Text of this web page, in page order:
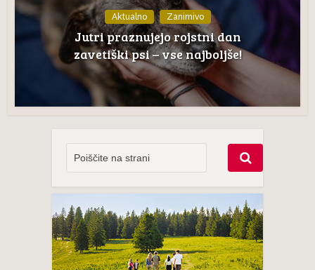
Aktualno Zanimivo
Jutri praznujejo rojstni dan
zavetiški psi – vse najboljše!